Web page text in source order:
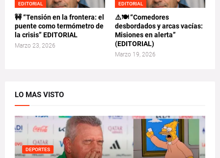
EDITORIAL
🚧 “Tensión en la frontera: el
puente como termómetro de
la crisis” EDITORIAL
Marzo 23, 2026
EDITORIAL
⚠️🍽️ “Comedores
desbordados y arcas vacías:
Misiones en alerta”
(EDITORIAL)
Marzo 19, 2026
LO MAS VISTO
DEPORTES